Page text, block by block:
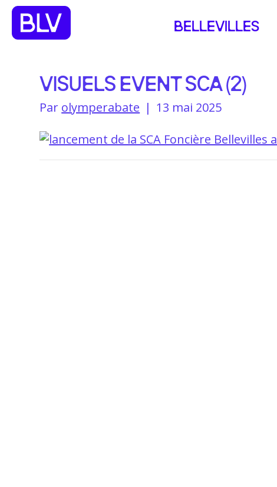
BELLEVILLES
VISUELS EVENT SCA (2)
Par olymperabate | 13 mai 2025